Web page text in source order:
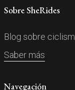
Sobre SheRides
Blog sobre
Saber más
Navegación